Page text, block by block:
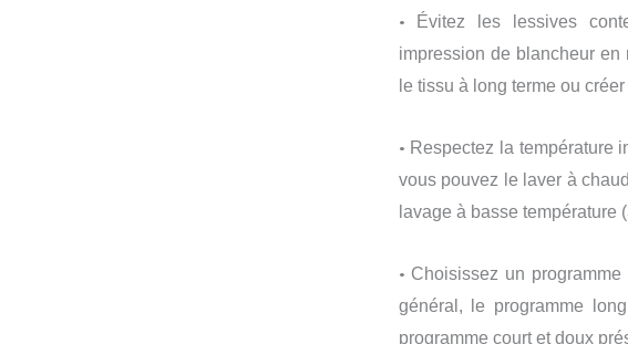
•
Évitez les lessives
impression de blancheur
le tissu à long terme ou
• Respectez la température
vous pouvez le laver à
lavage à basse température
• Choisissez un
général, le programme
programme court et doux